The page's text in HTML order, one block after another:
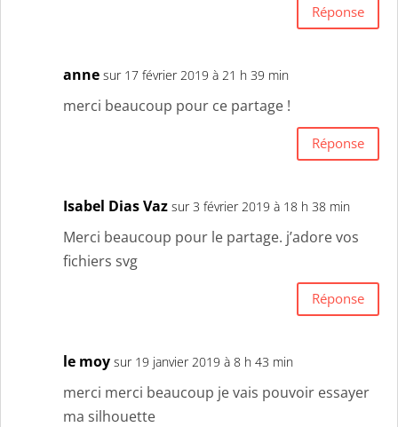
Réponse
anne sur 17 février 2019 à 21 h 39 min
merci beaucoup pour ce partage !
Réponse
Isabel Dias Vaz sur 3 février 2019 à 18 h 38 min
Merci beaucoup pour le partage. j’adore vos
fichiers svg
Réponse
le moy sur 19 janvier 2019 à 8 h 43 min
merci merci beaucoup je vais pouvoir essayer
ma silhouette